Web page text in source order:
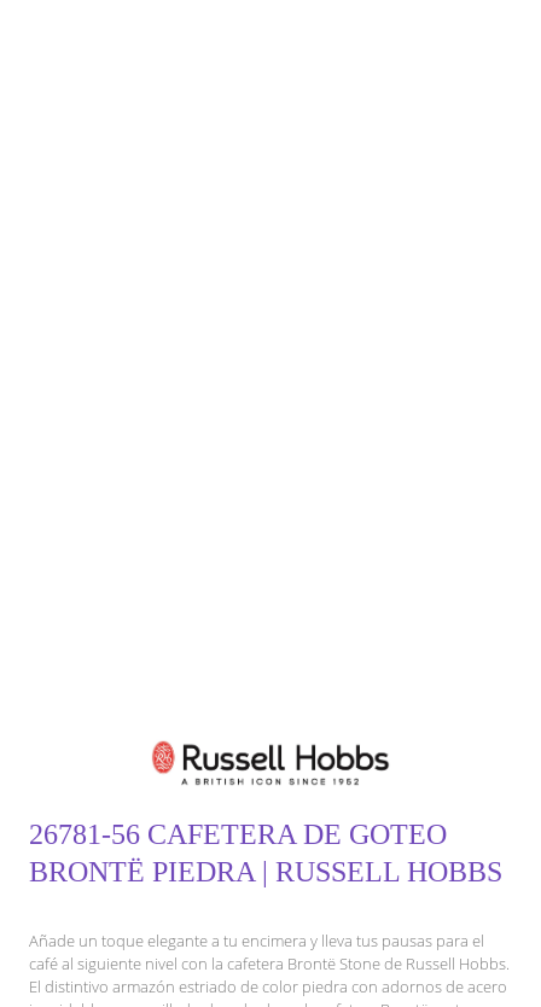
26781-56 CAFETERA DE GOTEO
BRONTË PIEDRA | RUSSELL HOBBS
Añade un toque elegante a tu encimera y lleva tus pausas para el
café al siguiente nivel con la cafetera Brontë Stone de Russell Hobbs.
El distintivo armazón estriado de color piedra con adornos de acero